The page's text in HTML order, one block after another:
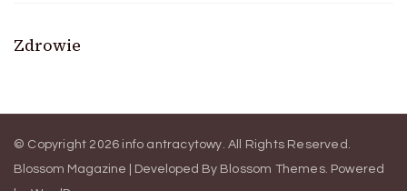
Zdrowie
© Copyright 2026 info antracytowy . All Rights Reserved.
Blossom Magazine | Developed By Blossom Themes. Powered